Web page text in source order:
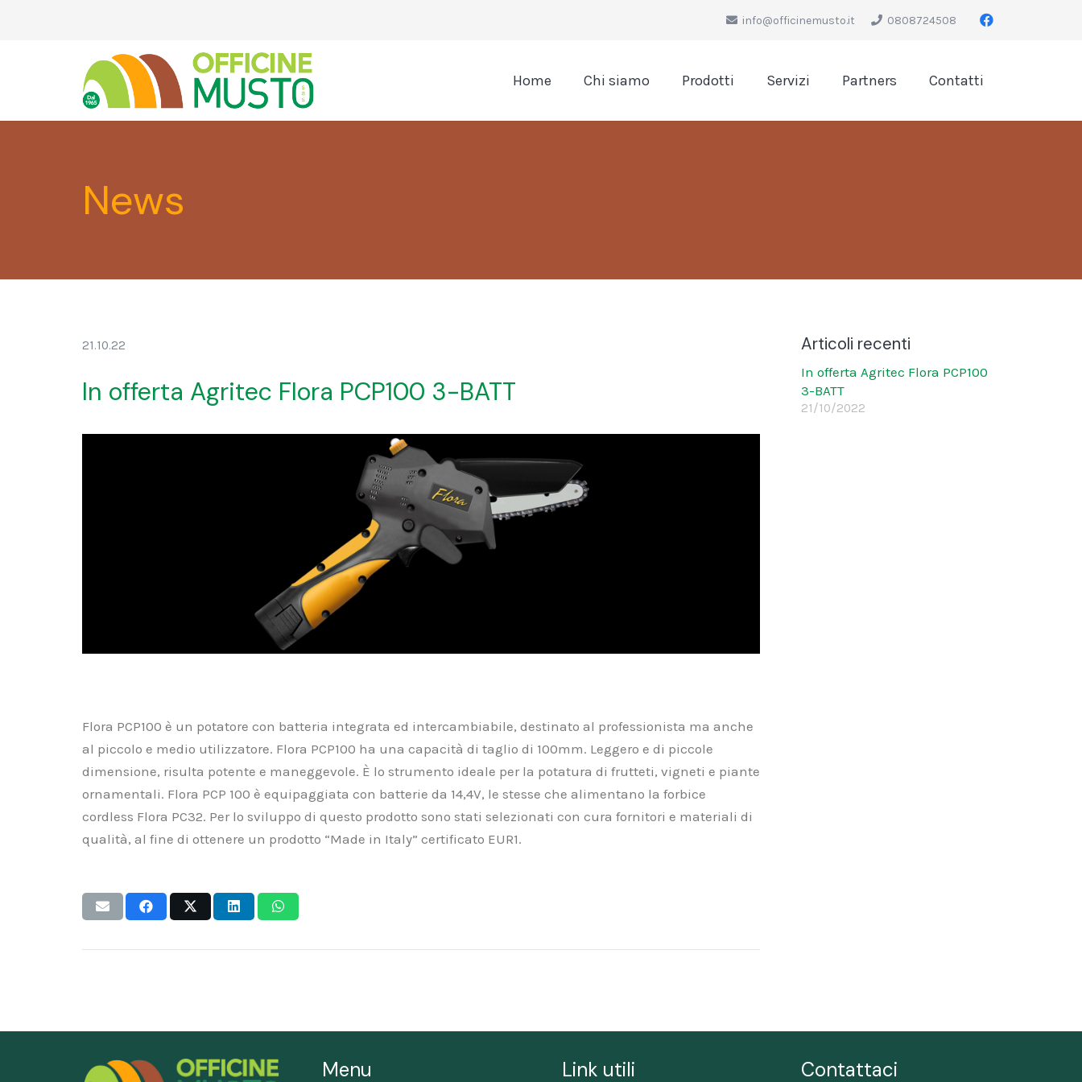
info@officinemusto.it 0808724508
Home Chi siamo Prodotti Servizi Partners Contatti
News
21.10.22
In offerta Agritec Flora PCP100 3-BATT
Flora PCP100 è un potatore con batteria integrata ed intercambiabile, destinato al professionista ma anche
al piccolo e medio utilizzatore. Flora PCP100 ha una capacità di taglio di 100mm. Leggero e di piccole
dimensione, risulta potente e maneggevole. È lo strumento ideale per la potatura di frutteti, vigneti e piante
ornamentali. Flora PCP 100 è equipaggiata con batterie da 14,4V, le stesse che alimentano la forbice
cordless Flora PC32. Per lo sviluppo di questo prodotto sono stati selezionati con cura fornitori e materiali di
qualità, al fine di ottenere un prodotto “Made in Italy” certificato EUR1.
Articoli recenti
In offerta Agritec Flora PCP100
3-BATT
21/10/2022
Menu Link utili Contattaci